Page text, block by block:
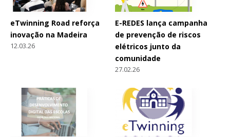
eTwinning Road reforça
inovação na Madeira
12.03.26
E-REDES lança campanha
de prevenção de riscos
elétricos junto da
comunidade
27.02.26